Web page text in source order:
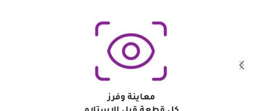
معاينة وفرز